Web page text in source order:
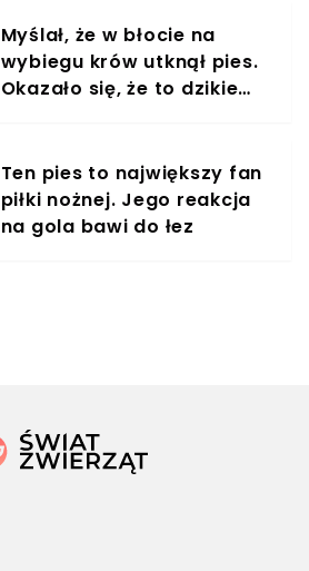
Myślał, że w błocie na
wybiegu krów utknął pies.
Okazało się, że to dzikie
Ten pies to największy fan
piłki nożnej. Jego reakcja
na gola bawi do łez